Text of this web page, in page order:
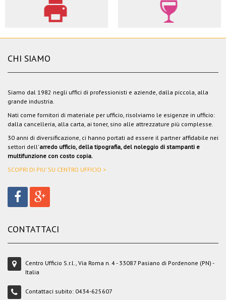
CHI SIAMO
Siamo dal 1982 negli uffici di professionisti e aziende, dalla piccola, alla
grande industria.
Nati come fornitori di materiale per ufficio, risolviamo le esigenze in ufficio:
dalla cancelleria, alla carta, ai toner, sino alle attrezzature più complesse.
30 anni di diversificazione, ci hanno portati ad essere il partner affidabile nei
settori dell'arredo ufficio, della tipografia, del noleggio di stampanti e
multifunzione con costo copia.
SCOPRI DI PIU' SU CENTRO UFFICIO >
CONTATTACI
Centro Ufficio S.r.l., Via Roma n. 4 - 33087 Pasiano di Pordenone (PN) -
Italia
Contattaci subito: 0434-625607